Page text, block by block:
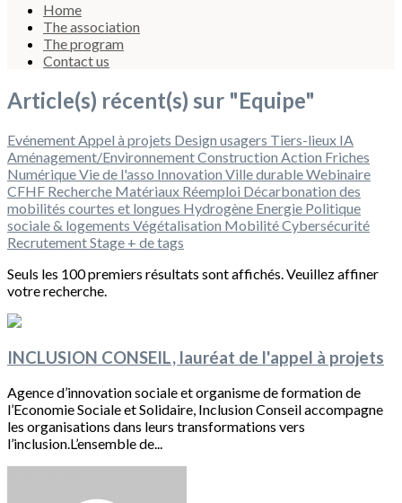
Home
The association
The program
Contact us
Article(s) récent(s) sur "Equipe"
EvénementAppel à projets Design usagers Tiers-lieux IA
Aménagement/EnvironnementConstruction Action Friches
NumériqueVie de l'asso Innovation Ville durableWebinaire
CFHF Recherche Matériaux Réemploi Décarbonation des
mobilités courtes et longues Hydrogène Energie Politique
sociale & logements Végétalisation MobilitéCybersécurité
RecrutementStage + de tags
Seuls les 100 premiers résultats sont affichés. Veuillez affiner
votre recherche.
INCLUSION CONSEIL, lauréat de l'appel à projets
Agence d’innovation sociale et organisme de formation de
l’Economie Sociale et Solidaire, Inclusion Conseil accompagne
les organisations dans leurs transformations vers
l’inclusion.L’ensemble de...